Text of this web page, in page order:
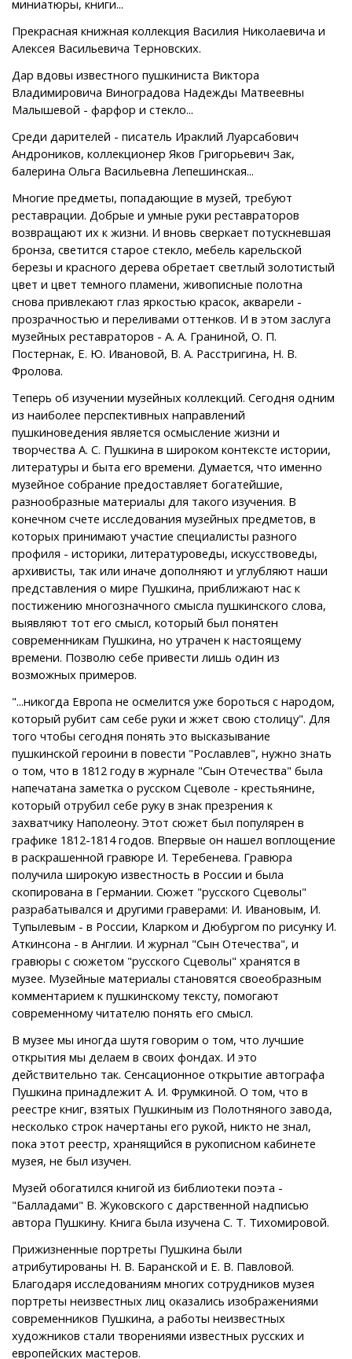
миниатюры, книги...
Прекрасная книжная коллекция Василия Николаевича и
Алексея Васильевича Терновских.
Дар вдовы известного пушкиниста Виктора
Владимировича Виноградова Надежды Матвеевны
Малышевой - фарфор и стекло...
Среди дарителей - писатель Ираклий Луарсабович
Андроников, коллекционер Яков Григорьевич Зак,
балерина Ольга Васильевна Лепешинская...
Многие предметы, попадающие в музей, требуют
реставрации. Добрые и умные руки реставраторов
возвращают их к жизни. И вновь сверкает потускневшая
бронза, светится старое стекло, мебель карельской
березы и красного дерева обретает светлый золотистый
цвет и цвет темного пламени, живописные полотна
снова привлекают глаз яркостью красок, акварели -
прозрачностью и переливами оттенков. И в этом заслуга
музейных реставраторов - А. А. Граниной, О. П.
Постернак, Е. Ю. Ивановой, В. А. Расстригина, Н. В.
Фролова.
Теперь об изучении музейных коллекций. Сегодня одним
из наиболее перспективных направлений
пушкиноведения является осмысление жизни и
творчества А. С. Пушкина в широком контексте истории,
литературы и быта его времени. Думается, что именно
музейное собрание предоставляет богатейшие,
разнообразные материалы для такого изучения. В
конечном счете исследования музейных предметов, в
которых принимают участие специалисты разного
профиля - историки, литературоведы, искусствоведы,
архивисты, так или иначе дополняют и углубляют наши
представления о мире Пушкина, приближают нас к
постижению многозначного смысла пушкинского слова,
выявляют тот его смысл, который был понятен
современникам Пушкина, но утрачен к настоящему
времени. Позволю себе привести лишь один из
возможных примеров.
"...никогда Европа не осмелится уже бороться с народом,
который рубит сам себе руки и жжет свою столицу". Для
того чтобы сегодня понять это высказывание
пушкинской героини в повести "Рославлев", нужно знать
о том, что в 1812 году в журнале "Сын Отечества" была
напечатана заметка о русском Сцеволе - крестьянине,
который отрубил себе руку в знак презрения к
захватчику Наполеону. Этот сюжет был популярен в
графике 1812-1814 годов. Впервые он нашел воплощение
в раскрашенной гравюре И. Теребенева. Гравюра
получила широкую известность в России и была
скопирована в Германии. Сюжет "русского Сцеволы"
разрабатывался и другими граверами: И. Ивановым, И.
Тупылевым - в России, Кларком и Дюбургом по рисунку И.
Аткинсона - в Англии. И журнал "Сын Отечества", и
гравюры с сюжетом "русского Сцеволы" хранятся в
музее. Музейные материалы становятся своеобразным
комментарием к пушкинскому тексту, помогают
современному читателю понять его смысл.
В музее мы иногда шутя говорим о том, что лучшие
открытия мы делаем в своих фондах. И это
действительно так. Сенсационное открытие автографа
Пушкина принадлежит А. И. Фрумкиной. О том, что в
реестре книг, взятых Пушкиным из Полотняного завода,
несколько строк начертаны его рукой, никто не знал,
пока этот реестр, хранящийся в рукописном кабинете
музея, не был изучен.
Музей обогатился книгой из библиотеки поэта -
"Балладами" В. Жуковского с дарственной надписью
автора Пушкину. Книга была изучена С. Т. Тихомировой.
Прижизненные портреты Пушкина были
атрибутированы Н. В. Баранской и Е. В. Павловой.
Благодаря исследованиям многих сотрудников музея
портреты неизвестных лиц оказались изображениями
современников Пушкина, а работы неизвестных
художников стали творениями известных русских и
европейских мастеров.